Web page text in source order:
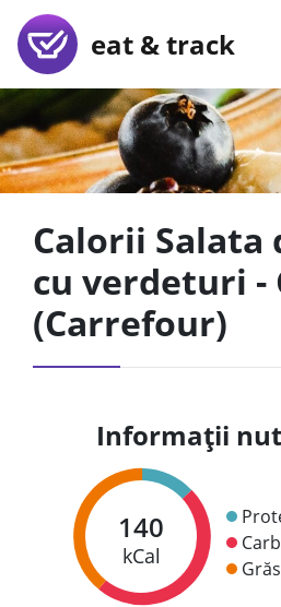
eat & track
Calorii Salata
cu verdeturi -
(Carrefour)
Informații
140
kCal